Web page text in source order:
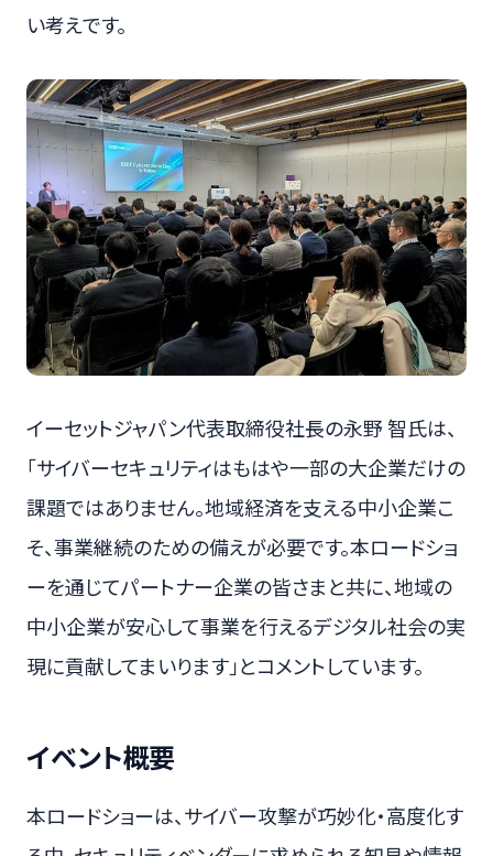
い考えです。
イーセットジャパン代表取締役社長の永野 智氏は、
「サイバーセキュリティはもはや一部の大企業だけの
課題ではありません。地域経済を支える中小企業こ
そ、事業継続のための備えが必要です。本ロードショ
ーを通じてパートナー企業の皆さまと共に、地域の
中小企業が安心して事業を行えるデジタル社会の実
現に貢献してまいります」とコメントしています。
イベント概要
本ロードショーは、サイバー攻撃が巧妙化・高度化す